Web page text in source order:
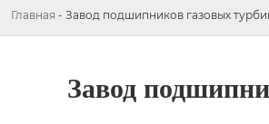
Главная - Завод подшипников газовых
Завод